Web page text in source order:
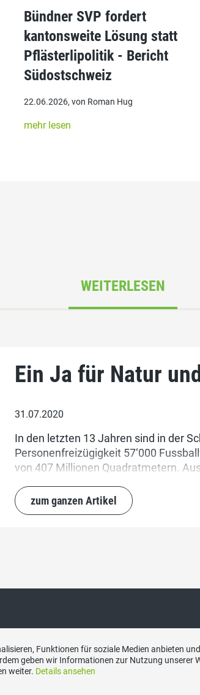
Bündner SVP fordert
kantonsweite Lösung statt
Pflästerlipolitik - Bericht
Südostschweiz
22.06.2026, von Roman Hug
mehr lesen
WEITERLESEN
Ein Ja für Natur
31.07.2020
In den letzten 13 Jahren sind in der
Personenfreizügigkeit 57‘000
von 407 Millionen Quadratmetern.
zum ganzen Artikel
Social Media
Funktionen für soziale Medien anbieten und
geben wir Informationen zur Nutzung unserer
weiter. Details ansehen